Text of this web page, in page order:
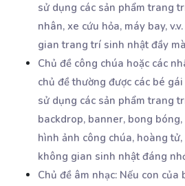
sử dụng các sản phẩm trang
nhân, xe cứu hỏa, máy bay,
gian trang trí sinh nhật đầy
Chủ đề công chúa hoặc các
chủ đề thường được các bé
sử dụng các sản phẩm trang
backdrop, banner, bong bóng,
hình ảnh công chúa, hoàng tử,
không gian sinh nhật đáng
Chủ đề âm nhạc: Nếu con